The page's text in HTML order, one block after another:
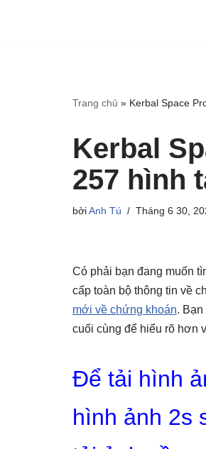
Trang chủ » Kerbal Space
Kerbal
257 hình
bởiAnh Tú Tháng 6 30,
Có phải bạn đang muốn
cấp toàn bộ thông tin về
mới về chứng khoán.
cuối cùng để hiểu rõ hơn
Để tải hình
hình ảnh 2s